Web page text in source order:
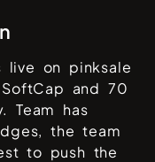
live on pinksale
and 70
Team has
the team
to push the